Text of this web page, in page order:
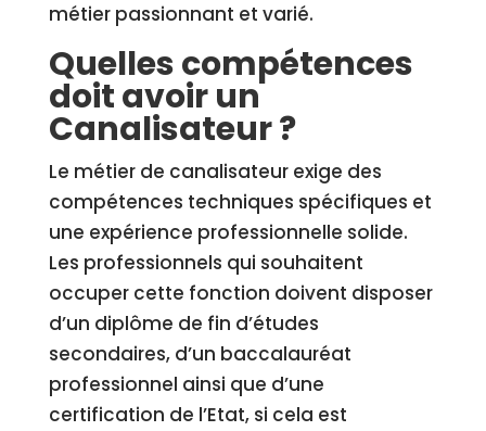
métier passionnant et varié.
Quelles compétences
doit avoir un
Canalisateur ?
Le métier de canalisateur exige des
compétences techniques spécifiques et
une expérience professionnelle solide.
Les professionnels qui souhaitent
occuper cette fonction doivent disposer
d’un diplôme de fin d’études
secondaires, d’un baccalauréat
professionnel ainsi que d’une
certification de l’Etat, si cela est